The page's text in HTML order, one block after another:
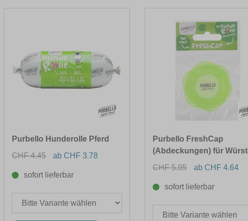
Purbello Hunderolle Pferd
CHF 4.45
ab CHF 3.78
sofort lieferbar
Purbello FreshCap
(Abdeckungen) für
CHF 5.95
ab CHF 4.64
sofort lieferbar